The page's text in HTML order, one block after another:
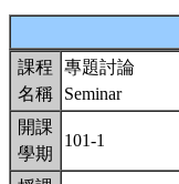
課程
名稱
專題討論
Seminar
開課
學期
101-1